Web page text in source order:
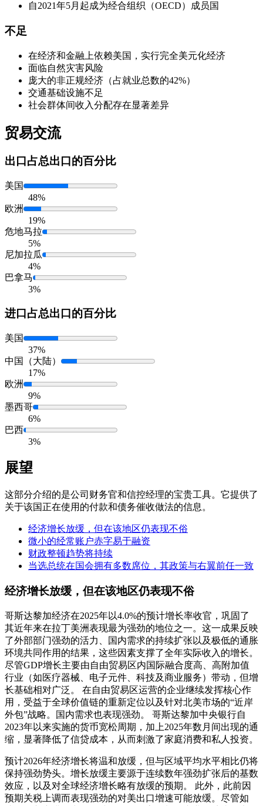
自2021年5月起成为经合组织（OECD）成员国
不足
在经济和金融上依赖美国，实行完全美元化经济
面临自然灾害风险
庞大的非正规经济（占就业总数的42%）
交通基础设施不足
社会群体间收入分配存在显著差异
贸易交流
出口 占总出口的百分比
美国
48%
欧洲
19%
危地马拉
5%
尼加拉瓜
4%
巴拿马
3%
进口占总出口的百分比
美国
37%
中国（大陆）
17%
欧洲
9%
墨西哥
6%
巴西
3%
展望
这部分介绍的是公司财务官和信控经理的宝贵工具。它提供了
关于该国正在使用的付款和债务催收做法的信息。
经济增长放缓，但在该地区仍表现不俗
微小的经常账户赤字易于融资
财政整顿趋势将持续
当选总统在国会拥有多数席位，其政策与右翼前任一致
经济增长放缓，但在该地区仍表现不俗
哥斯达黎加经济在2025年以4.0%的预计增长率收官，巩固了
其近年来在拉丁美洲表现最为强劲的地位之一。这一成果反映
了外部部门强劲的活力、国内需求的持续扩张以及极低的通胀
环境共同作用的结果，这些因素支撑了全年实际收入的增长。
尽管GDP增长主要由自由贸易区内国际融合度高、高附加值
行业（如医疗器械、电子元件、科技及商业服务）带动，但增
长基础相对广泛。 在自由贸易区运营的企业继续发挥核心作
用，受益于全球价值链的重新定位以及针对北美市场的“近岸
外包”战略。国内需求也表现强劲。 哥斯达黎加中央银行自
2023年以来实施的货币宽松周期，加上2025年数月间出现的通
缩，显著降低了信贷成本，从而刺激了家庭消费和私人投资。
预计2026年经济增长将温和放缓，但与区域平均水平相比仍将
保持强劲势头。增长放缓主要源于连续数年强劲扩张后的基数
效应，以及对全球经济增长略有放缓的预期。 此外，此前因
预期关税上调而表现强劲的对美出口增速可能放缓。尽管如